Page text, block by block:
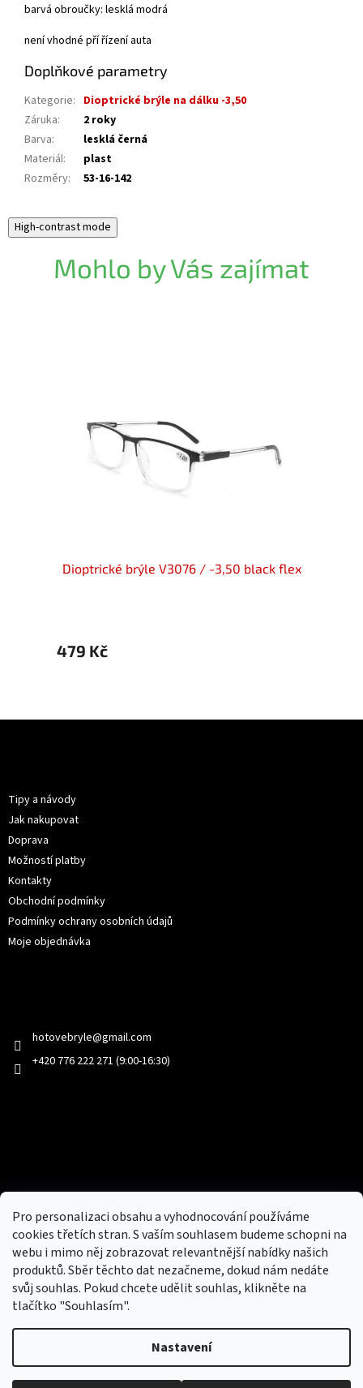
Pro personalizaci obsahu a vyhodnocování používáme
cookies třetích stran. S vaším souhlasem budeme schopni na
webu i mimo něj zobrazovat relevantnější nabídky našich
produktů. Sběr těchto dat nezačneme, dokud nám nedáte
svůj souhlas. Pokud chcete udělit souhlas, klikněte na
tlačítko "Souhlasím".
Nastavení
barvá obroučky: lesklá modrá
není vhodné pří řízení auta
Doplňkové parametry
Kategorie: Dioptrické brýle na dálku -3,50
Záruka:
2 roky
Barva:
lesklá černá
Materiál:
plast
Rozměry: 53-16-142
High-contrast mode
Mohlo by Vás zajímat
Dioptrické brýle V3076 / -3,50 black flex
479 Kč
Tipy a návody
Jak nakupovat
Doprava
Možností platby
Kontakty
Obchodní podmínky
Podmínky ochrany osobních údajů
Moje objednávka
hotovebryle@gmail.com
+420 776 222 271 (9:00-16:30)
Nový obchod s batohy, cestovními zavazadly, tašky a peněženky